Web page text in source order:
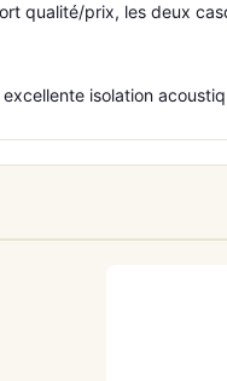
qualité/prix, les deux
isolation